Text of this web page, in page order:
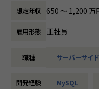
■プロジェクトを越えたチ
浅いメンバーのキャリア
見を述べてメンバーが働
開発業務:
リリース管理
画面やUXに関わる仕様策定
運用業務:
■業務内容：
バックエンド領域の開発
務の一例として以下が含
な業務にチャレンジいた
・スクラムイベントの設
・コードの設計、実装、
想定年収 650 〜 1,200 万
雇用形態 正社員
職種 サーバーサイ
開発経験 MySQL